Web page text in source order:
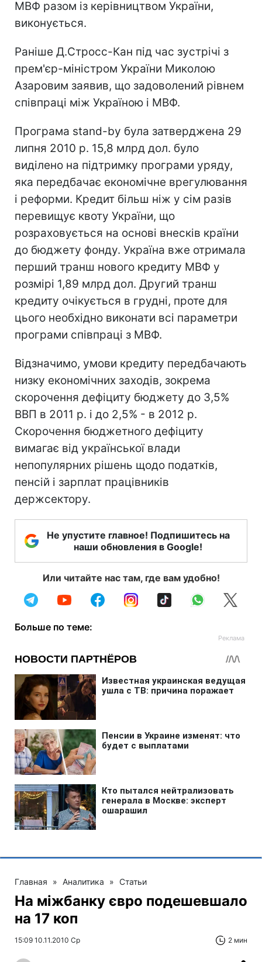
МВФ разом із керівництвом України,
виконується.
Раніше Д.Стросс-Кан під час зустрічі з
прем'єр-міністром України Миколою
Азаровим заявив, що задоволений рівнем
співпраці між Україною і МВФ.
Програма stand-by була затверджена 29
липня 2010 р. 15,8 млрд дол. було
виділено на підтримку програми уряду,
яка передбачає економічне врегулювання
і реформи. Кредит більш ніж у сім разів
перевищує квоту України, що
розраховується на основі внесків країни
до бюджету фонду. Україна вже отримала
перший транш нового кредиту МВФ у
розмірі 1,89 млрд дол. Другий транш
кредиту очікується в грудні, проте для
цього необхідно виконати всі параметри
програми співпраці з МВФ.
Відзначимо, умови кредиту передбачають
низку економічних заходів, зокрема
скорочення дефіциту бюджету до 3,5%
ВВП в 2011 р. і до 2,5% - в 2012 р.
Скорочення бюджетного дефіциту
вимагає від української влади
непопулярних рішень щодо податків,
пенсій і зарплат працівників
держсектору.
Не упустите главное! Подпишитесь на
наши обновления в Google!
Или читайте нас там, где вам удобно!
Больше по теме:
Главная » Аналитика » Статьи
На міжбанку євро подешевшало
на 17 коп
15:09 10.11.2010 Ср 2 мин